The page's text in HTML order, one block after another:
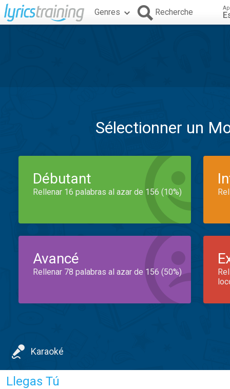
Genres Recherche
Sélectionner un
Débutant
Rellenar 16 palabras al azar de 156 (10%)
Avancé
Rellenar 78 palabras al azar de 156 (50%)
Karaoké
Llegas Tú